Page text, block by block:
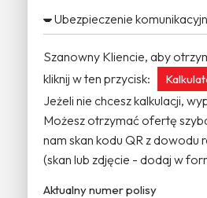
Szanowny Kliencie, aby
kliknij w ten przycisk:
Jeżeli nie chcesz kalkulacji,
Możesz otrzymać ofertę
nam skan kodu QR z dowodu
(skan lub zdjęcie - dodaj w
Aktualny numer polisy